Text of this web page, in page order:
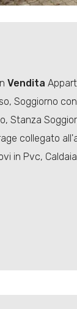
Vendita
Soggiorno
Stanza
collegato
in Pvc,